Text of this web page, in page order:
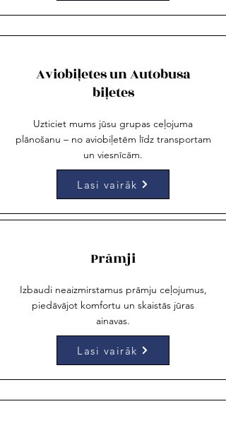
Aviobiļetes un Autobusa
biļetes
Uzticiet mums jūsu grupas ceļojuma
plānošanu – no aviobiļetēm līdz transportam
un viesnīcām.
Lasi vairāk
Prāmji
Izbaudi neaizmirstamus prāmju ceļojumus,
piedāvājot komfortu un skaistās jūras
ainavas.
Lasi vairāk